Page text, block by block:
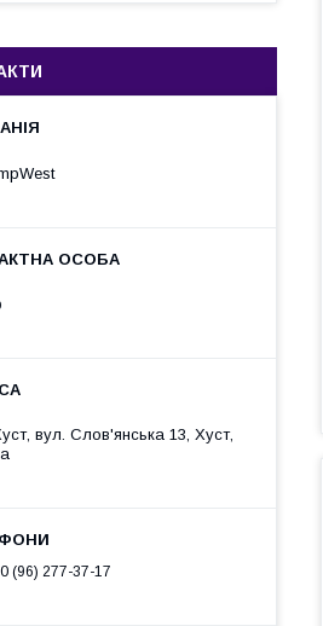
вул. Слов'янська 13, Хуст,
(96) 277-37-17